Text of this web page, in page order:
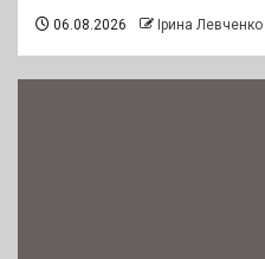
06.08.2026 Ірина Левченко